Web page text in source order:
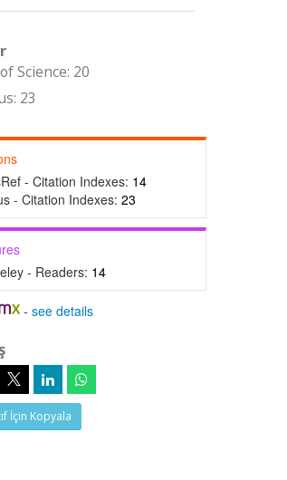
Science: 20
23
- Citation Indexes: 14
- Citation Indexes: 23
- Readers: 14
-see details
İçin Kopyala